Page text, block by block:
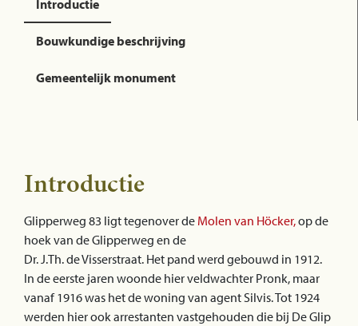
Introductie
Bouwkundige beschrijving
Gemeentelijk monument
Introductie
Glipperweg 83 ligt tegenover de Molen van Höcker,op de
hoek van de Glipperweg en de
Dr. J.Th. de Visserstraat. Het pand werd gebouwd in 1912.
In de eerste jaren woonde hier veldwachter Pronk, maar
vanaf 1916 was het de woning van agent Silvis. Tot 1924
werden hier ook arrestanten vastgehouden die bij De Glip